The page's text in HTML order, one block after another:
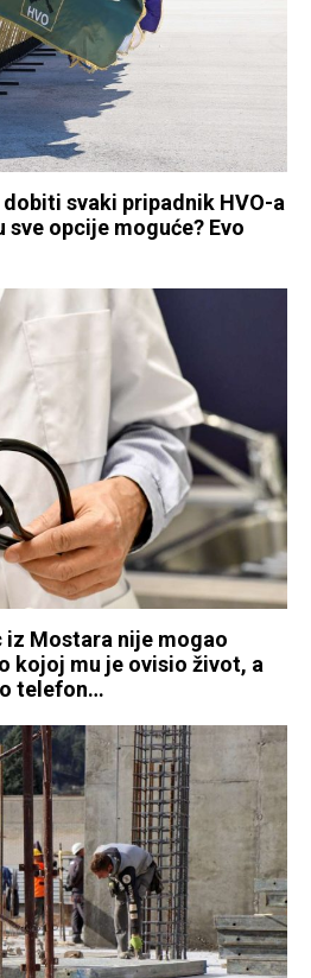
svaki pripadnik HVO-a
sve opcije moguće? Evo
iz Mostara nije mogao
kojoj mu je ovisio život, a
telefon…